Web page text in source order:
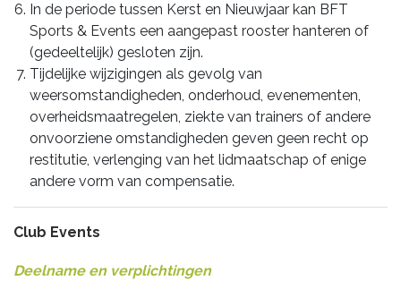
In de periode tussen Kerst en Nieuwjaar kan BFT
Sports & Events een aangepast rooster hanteren of
(gedeeltelijk) gesloten zijn.
Tijdelijke wijzigingen als gevolg van
weersomstandigheden, onderhoud, evenementen,
overheidsmaatregelen, ziekte van trainers of andere
onvoorziene omstandigheden geven geen recht op
restitutie, verlenging van het lidmaatschap of enige
andere vorm van compensatie.
Club Events
Deelname en verplichtingen